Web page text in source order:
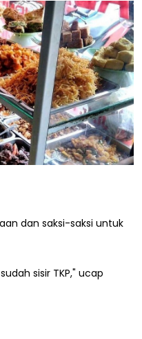
dan saksi-saksi untuk
sisir TKP," ucap